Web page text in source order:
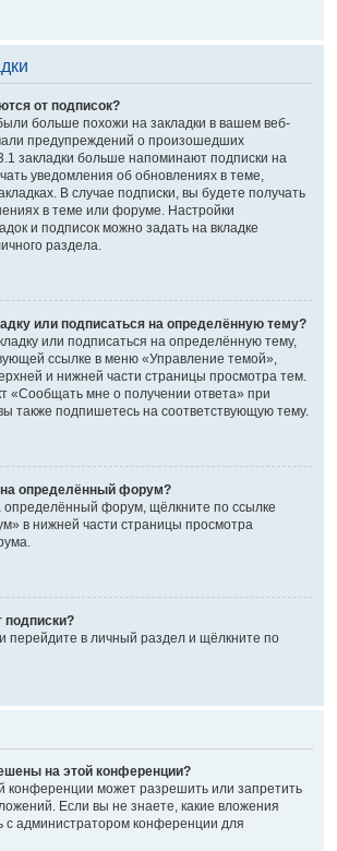
от подписок?
больше похожи на закладки в вашем веб-
предупреждений о произошедших
закладки больше напоминают подписки на
уведомления об обновлениях в теме,
В случае подписки, вы будете получать
в теме или форуме. Настройки
и подписок можно задать на вкладке
раздела.
или подписаться на определённую тему?
или подписаться на определённую тему,
ссылке в меню «Управление темой»,
и нижней части страницы просмотра тем.
«Сообщать мне о получении ответа» при
также подпишетесь на соответствующую тему.
на определённый форум?
определённый форум, щёлкните по ссылке
в нижней части страницы просмотра
подписки?
перейдите в личный раздел и щёлкните по
на этой конференции?
конференции может разрешить или запретить
Если вы не знаете, какие вложения
с администратором конференции для